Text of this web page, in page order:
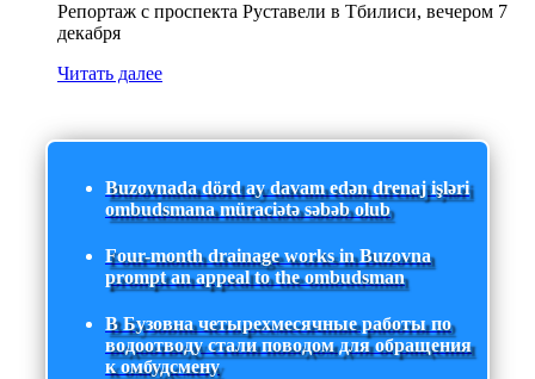
Репортаж с проспекта Руставели в Тбилиси, вечером 7
декабря
Читать далее
Buzovnada dörd ay davam edən drenaj işləri
ombudsmana müraciətə səbəb olub
Four-month drainage works in Buzovna
prompt an appeal to the ombudsman
В Бузовна четырехмесячные работы по
водоотводу стали поводом для обращения
к омбудсмену